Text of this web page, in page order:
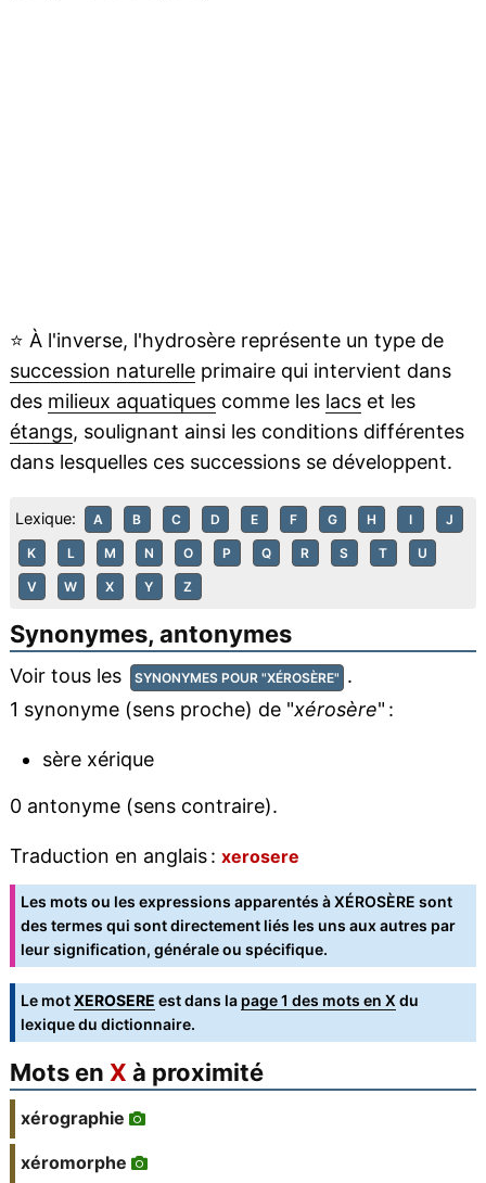
⭐ À l'inverse, l'hydrosère représente un type de
succession naturelleprimaire qui intervient dans
des milieux aquatiquescomme les lacset les
étangs, soulignant ainsi les conditions différentes
dans lesquelles ces successions se développent.
Lexique: A B C D E F G H I J
K L M N O P Q R S T U
V W X Y Z
Synonymes, antonymes
Voir tous les SYNONYMES POUR "XÉROSÈRE" .
1 synonyme (sens proche) de "xérosère" :
sère xérique
0 antonyme (sens contraire).
Traduction en anglais : xerosere
Les mots ou les expressions apparentés à XÉROSÈRE sont
des termes qui sont directement liés les uns aux autres par
leur signification, générale ou spécifique.
Le motXEROSERE est dans la page 1 des mots en X du
lexique du dictionnaire.
Mots en X à proximité
xérographie
xéromorphe